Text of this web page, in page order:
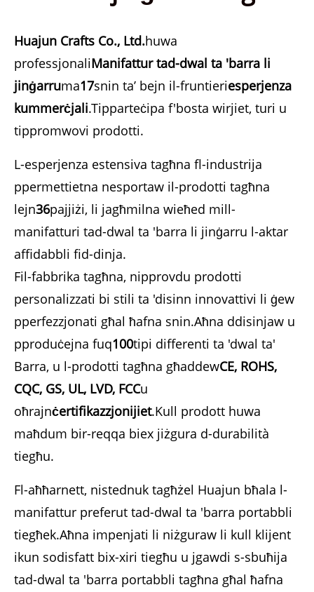
Huajun Crafts Co., Ltd.huwa
professjonaliManifattur tad-dwal ta 'barra li
jinġarruma17snin ta’ bejn il-fruntieriesperjenza
kummerċjali.Tipparteċipa f'bosta wirjiet, turi u
tippromwovi prodotti.
L-esperjenza estensiva tagħna fl-industrija
ppermettietna nesportaw il-prodotti tagħna
lejn36pajjiżi, li jagħmilna wieħed mill-
manifatturi tad-dwal ta 'barra li jinġarru l-aktar
affidabbli fid-dinja.
Fil-fabbrika tagħna, nipprovdu prodotti
personalizzati bi stili ta 'disinn innovattivi li ġew
pperfezzjonati għal ħafna snin.Aħna ddisinjaw u
pproduċejna fuq100tipi differenti ta 'dwal ta'
Barra, u l-prodotti tagħna għaddewCE, ROHS,
CQC, GS, UL, LVD, FCCu
oħrajnċertifikazzjonijiet.Kull prodott huwa
maħdum bir-reqqa biex jiżgura d-durabilità
tiegħu.
Fl-aħħarnett, nistednuk tagħżel Huajun bħala l-
manifattur preferut tad-dwal ta 'barra portabbli
tiegħek.Aħna impenjati li niżguraw li kull klijent
ikun sodisfatt bix-xiri tiegħu u jgawdi s-sbuħija
tad-dwal ta 'barra portabbli tagħna għal ħafna